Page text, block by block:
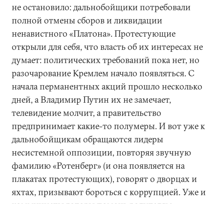
не остановило: дальнобойщики потребовали
полной отмены сборов и ликвидации
ненавистного «Платона». Протестующие
открыли для себя, что власть об их интересах не
думает: политических требований пока нет, но
разочарование Кремлем начало появляться. С
начала перманентных акций прошло несколько
дней, а Владимир Путин их не замечает,
телевидение молчит, а правительство
предпринимает какие-то полумеры. И вот уже к
дальнобойщикам обращаются лидеры
несистемной оппозиции, повторяя звучную
фамилию «Ротенберг» (и она появляется на
плакатах протестующих), говорят о дворцах и
яхтах, призывают бороться с коррупцией. Уже и